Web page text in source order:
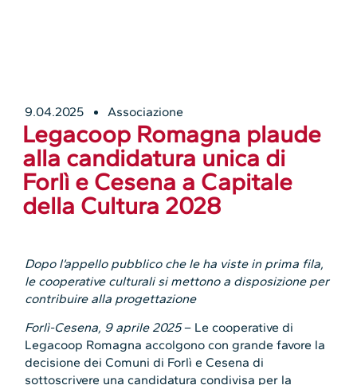
9.04.2025 Associazione
Legacoop Romagna plaude
alla candidatura unica di
Forlì e Cesena a Capitale
della Cultura 2028
Dopo l’appello pubblico che le ha viste in prima fila,
le cooperative culturali si mettono a disposizione per
contribuire alla progettazione
Forlì-Cesena, 9 aprile 2025– Le cooperative di
Legacoop Romagna accolgono con grande favore la
decisione dei Comuni di Forlì e Cesena di
sottoscrivere una candidatura condivisa per la